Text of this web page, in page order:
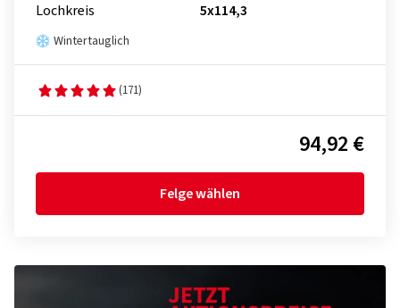
Lochkreis
5x114,3
Wintertauglich
(171)
94,92 €
Felge wählen